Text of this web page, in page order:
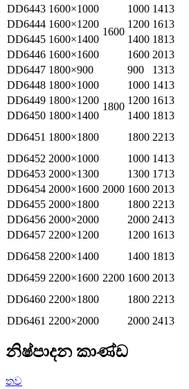
DD6443 1600×1000
1600
1000 1413
DD6444 1600×1200 1200 1613
DD6445 1600×1400 1400 1813
DD6446 1600×1600 1600 2013
DD6447 1800×900
1800
900 1313
DD6448 1800×1000 1000 1413
DD6449 1800×1200 1200 1613
DD6450 1800×1400 1400 1813
DD6451 1800×1800 1800 2213
DD6452 2000×1000
2000
1000 1413
DD6453 2000×1300 1300 1713
DD6454 2000×1600 1600 2013
DD6455 2000×1800 1800 2213
DD6456 2000×2000 2000 2413
DD6457 2200×1200
2200
1200 1613
DD6458 2200×1400 1400 1813
DD6459 2200×1600 1600 2013
DD6460 2200×1800 1800 2213
DD6461 2200×2000 2000 2413
නිෂ්පාදන කාණ්ඩ
තව